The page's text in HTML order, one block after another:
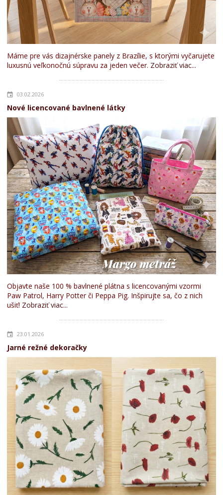
Máme pre vás dizajnérske panely z Brazílie, s ktorými vyčarujete
luxusnú veľkonočnú súpravu za jeden večer. Zobraziť viac...
03.02.2026
Nové licencované bavlnené látky
Objavte naše 100 % bavlnené plátna s licencovanými vzormi
Paw Patrol, Harry Potter či Peppa Pig. Inšpirujte sa, čo z nich
ušiť! Zobraziť viac...
23.01.2026
Jarné režné dekoračky